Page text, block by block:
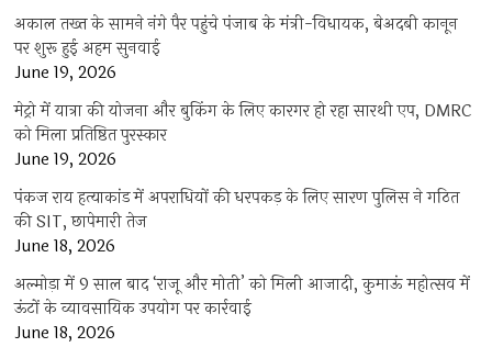
अकाल तख्त के सामने नंगे पैर पहुंचे पंजाब के मंत्री-विधायक, बेअदबी कानून
पर शुरू हुई अहम सुनवाई
June 19, 2026
मेट्रो में यात्रा की योजना और बुकिंग के लिए कारगर हो रहा सारथी एप, DMRC
को मिला प्रतिष्ठित पुरस्कार
June 19, 2026
पंकज राय हत्याकांड में अपराधियों की धरपकड़ के लिए सारण पुलिस ने गठित
की SIT, छापेमारी तेज
June 18, 2026
अल्मोड़ा में 9 साल बाद ‘राजू और मोती’ को मिली आजादी, कुमाऊं महोत्सव में
ऊंटों के व्यावसायिक उपयोग पर कार्रवाई
June 18, 2026